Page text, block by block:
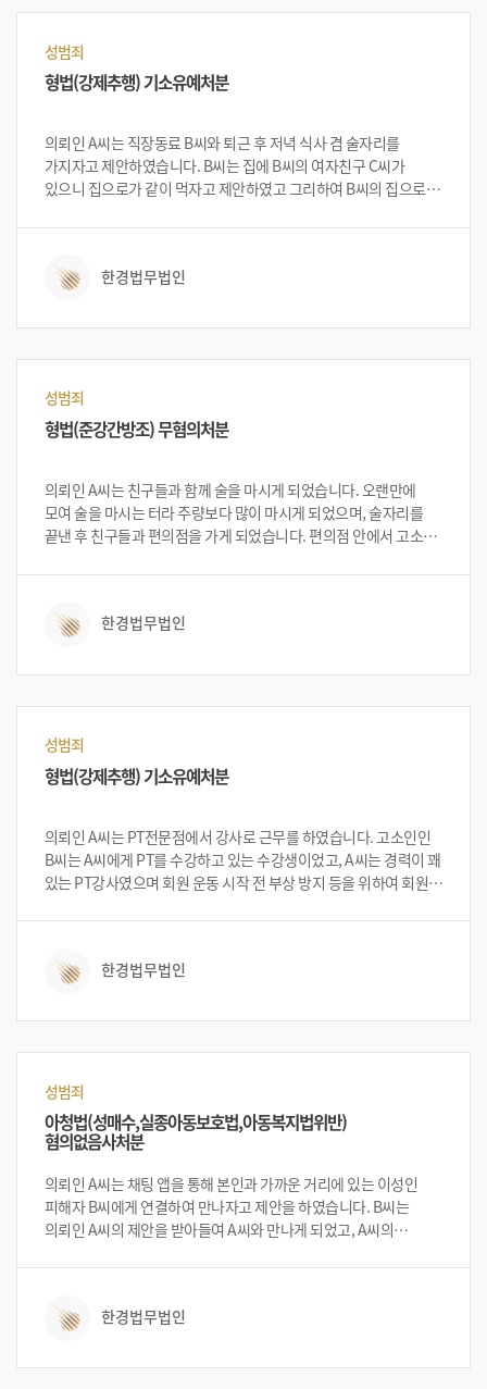
성범죄
형법(강제추행) 기소유예처분
의뢰인 A씨는 직장동료 B씨와 퇴근 후 저녁 식사 겸 술자리를
가지자고 제안하였습니다. B씨는 집에 B씨의 여자친구 C씨가
있으니 집으로가 같이 먹자고 제안하였고 그리하여 B씨의 집으로
술을 마시게 되었습니다. 의뢰인 A씨의 직장동료 B씨는 피곤한
더 마시며 영화를 보았습니다. 며칠이 지난 후, B씨가 의뢰인에게
사실을 알게 되었다고 말하였습니다. 의뢰인이 B씨로부터 이야기를
상담하였습니다.
한경법무법인
성범죄
형법(준강간방조) 무혐의처분
의뢰인 A씨는 친구들과 함께 술을 마시게 되었습니다. 오랜만에
모여 술을 마시는 터라 주량보다 많이 마시게 되었으며, 술자리를
끝낸 후 친구들과 편의점을 가게 되었습니다. 편의점 안에서 고소인
웃고 떠들며 대화를 하게 되었습니다. 고소인 또한 많이 취한
C씨는 고소인을 부축하여 고소인 원룸 입구까지 가게 되었습니다.
부축하여 고소인 집까지 가게 되었습니다. 술이 많이 취한 상태여서
B씨 것임을 그제 서야 알게 되었습니다. 이미 친구 C씨가 고소인
B씨를 강간을 범했다 하여 경찰과 고소인의 부모님이 온
상태였으며, 의뢰인 A씨는 고소인 핸드폰과 고소인 원룸 계단에
A씨는 당시 술에 너무 취하여 기억도 잘 안 나는 상태였으며 어떻게
상황 처리를 해야 할지 도움을 받기위해 법무법인 한경을 찾아와
상담을 하였습니다. 법무법인 한경의 변호인단은 A씨의 무혐의 입증
사건을 의뢰하였습니다.
한경법무법인
성범죄
형법(강제추행) 기소유예처분
의뢰인 A씨는 PT전문점에서 강사로 근무를 하였습니다. 고소인인
B씨는 A씨에게 PT를 수강하고 있는 수강생이었고, A씨는 경력이 꽤
있는 PT강사였으며 회원 운동 시작 전 부상 방지 등을 위하여 회원이
또는 스트레칭을 도와주곤 했습니다. 여느 때와 같이 의뢰인 A씨는
허리가 안 좋다 하여 B씨에게 동의를 구한 후 마시지를
올려 손을 넣어 마사지를 진행하게 되었는데, A씨가 B씨에게
A씨를 상대로 고소를 하여 A씨는 강제추행 혐의로 입건이
되었습니다. 이런 경험이 처음이었던 A씨는 입건 된 후 법무법인
한경을 찾아 대처 방안 등을 상담하였습니다. 법무법인 한경의
변호인단으로부터 상황의 긴급성 및 중요성 설명을 들은 뒤
법무법인 한경에 사건 의뢰를 하였습니다.
한경법무법인
성범죄
아청법(성매수,실종아동보호법,아동복지법위반)
혐의없음사처분
의뢰인 A씨는 채팅 앱을 통해 본인과 가까운 거리에 있는 이성인
피해자 B씨에게 연결하여 만나자고 제안을 하였습니다. B씨는
의뢰인 A씨의 제안을 받아들여 A씨와 만나게 되었고, A씨의
피해자 B씨는 의뢰인과 저녁을 먹으면서 갑자기 본인은
집에서 지내게 해달라고 요구를 하였습니다. 의뢰인 A씨는 당분간만
아무런 문제가 되지 않을 것으로 생각하였기에 후에도 B씨와 관계를
한경법무법인